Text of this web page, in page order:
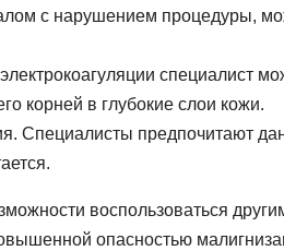
с нарушением процедуры,
специалист
корней в глубокие слои кожи.
Специалисты предпочитают
воспользоваться
опасностью